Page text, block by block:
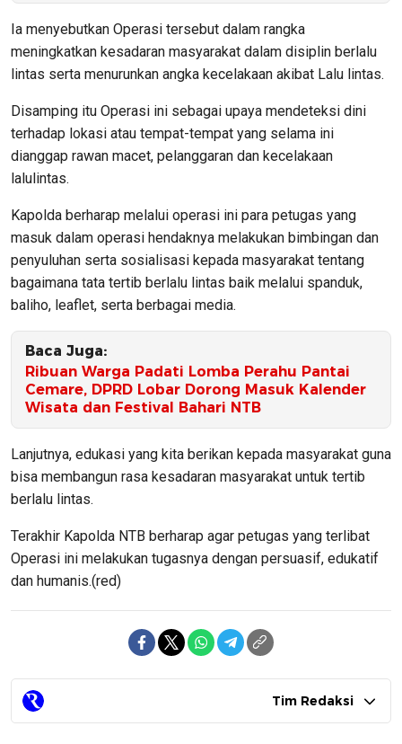
Ia menyebutkan Operasi tersebut dalam rangka
meningkatkan kesadaran masyarakat dalam disiplin berlalu
lintas serta menurunkan angka kecelakaan akibat Lalu lintas.
Disamping itu Operasi ini sebagai upaya mendeteksi dini
terhadap lokasi atau tempat-tempat yang selama ini
dianggap rawan macet, pelanggaran dan kecelakaan
lalulintas.
Kapolda berharap melalui operasi ini para petugas yang
masuk dalam operasi hendaknya melakukan bimbingan dan
penyuluhan serta sosialisasi kepada masyarakat tentang
bagaimana tata tertib berlalu lintas baik melalui spanduk,
baliho, leaflet, serta berbagai media.
Baca Juga:
Ribuan Warga Padati Lomba Perahu Pantai
Cemare, DPRD Lobar Dorong Masuk Kalender
Wisata dan Festival Bahari NTB
Lanjutnya, edukasi yang kita berikan kepada masyarakat guna
bisa membangun rasa kesadaran masyarakat untuk tertib
berlalu lintas.
Terakhir Kapolda NTB berharap agar petugas yang terlibat
Operasi ini melakukan tugasnya dengan persuasif, edukatif
dan humanis.(red)
Tim Redaksi